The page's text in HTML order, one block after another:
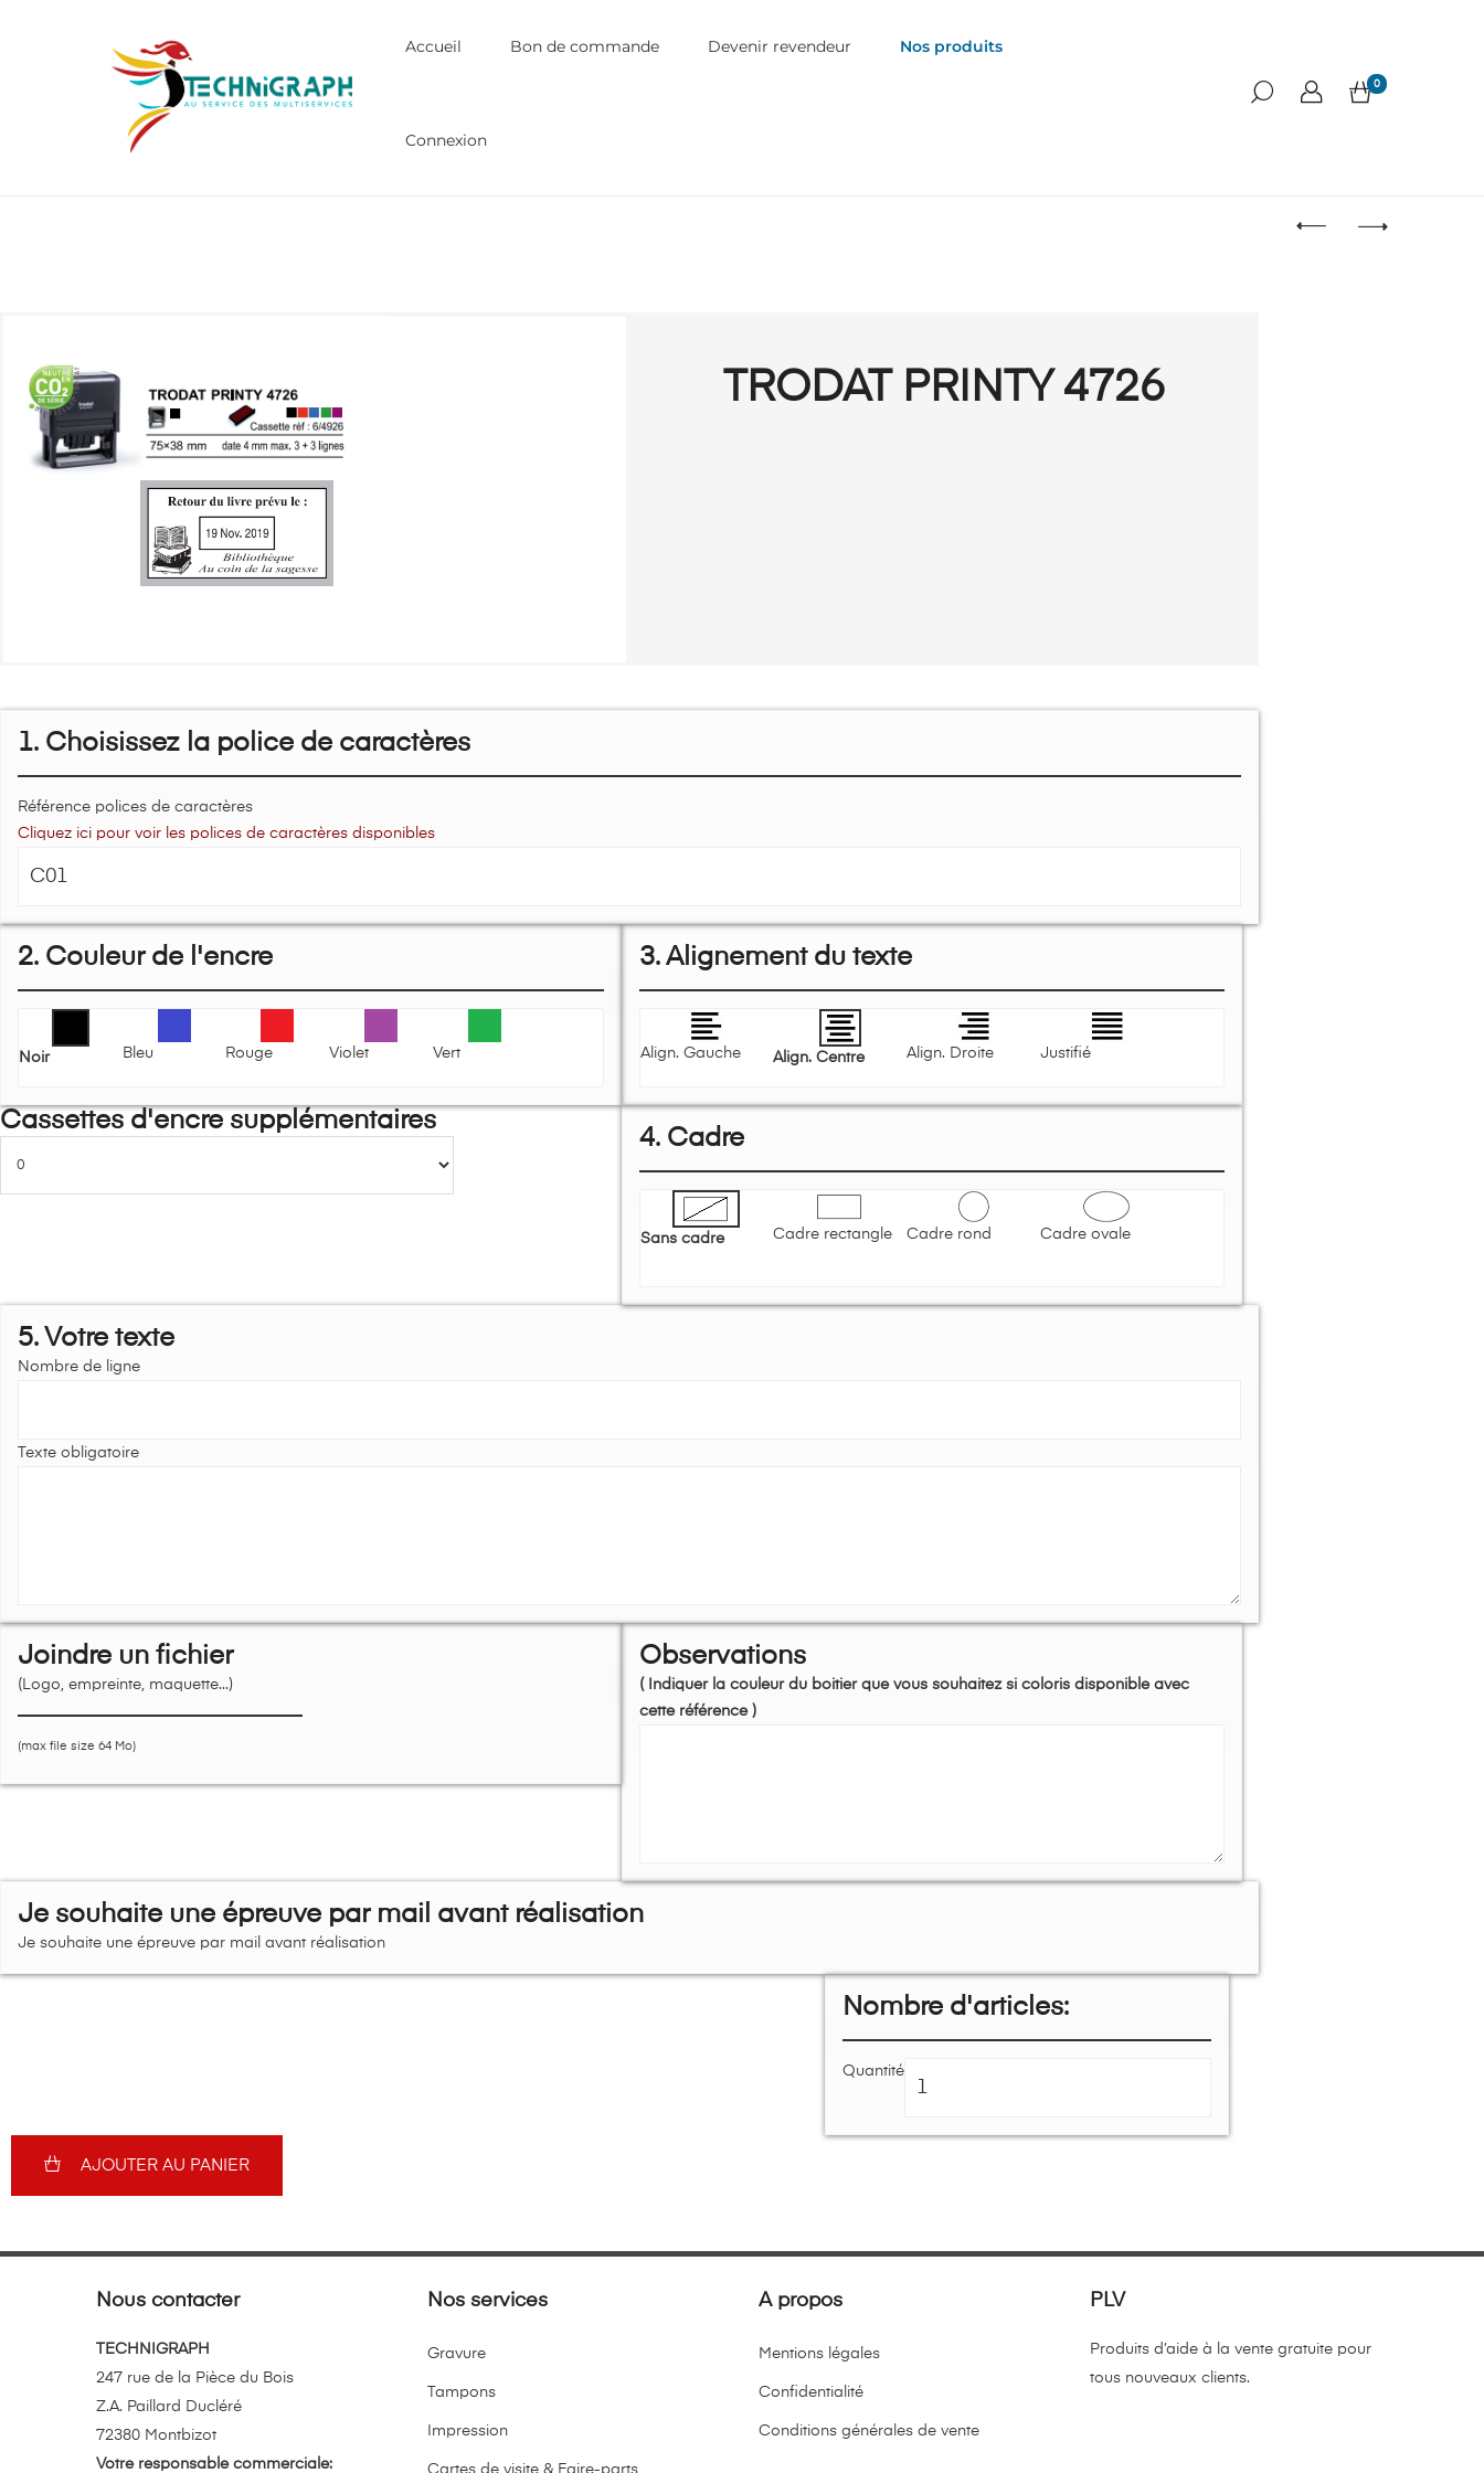
Accueil Bon de commande Devenir revendeur Nos produits
Connexion
0
TRODAT PRINTY 4726
1. Choisissez la police de caractères
Référence polices de caractères
Cliquez ici pour voir les polices de caractères disponibles
2. Couleur de l'encre
Noir Bleu Rouge Violet Vert
3. Alignement du texte
Align. Gauche Align. Centre Align. Droite Justifié
Cassettes d'encre supplémentaires
4. Cadre
Sans cadre Cadre rectangle Cadre rond Cadre ovale
5. Votre texte
Nombre de ligne
Texte obligatoire
Joindre un fichier
(Logo, empreinte, maquette...)
(max file size 64 Mo)
Observations
( Indiquer la couleur du boitier que vous souhaitez si coloris disponible avec
cette référence )
Je souhaite une épreuve par mail avant réalisation
Je souhaite une épreuve par mail avant réalisation
Nombre d'articles:
Quantité
AJOUTER AU PANIER
Nous contacter
TECHNIGRAPH
247 rue de la Pièce du Bois
Z.A. Paillard Ducléré
72380 Montbizot
Votre responsable commerciale:
Nos services
Gravure
Tampons
Impression
Cartes de visite & Faire-parts
A propos
Mentions légales
Confidentialité
Conditions générales de vente
PLV
Produits d’aide à la vente gratuite pour
tous nouveaux clients.